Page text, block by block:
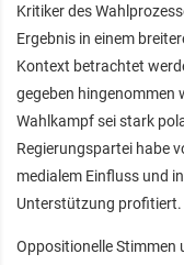
Kritiker des
Ergebnis in einem
Kontext betrachtet
gegeben hingenommen
Wahlkampf sei stark
Regierungspartei habe
medialem Einfluss und
Unterstützung profitiert.
Oppositionelle Stimmen